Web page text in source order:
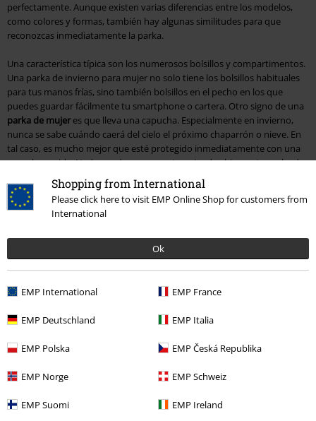
Shopping from International
Please click here to visit EMP Online Shop for customers from
International
Ok
EMP International EMP France
EMP Deutschland EMP Italia
EMP Polska EMP Česká Republika
EMP Norge EMP Schweiz
EMP Suomi EMP Ireland
perfectamente. Aunque existen varias diferencias entre los modelos,
como colores y formas, también hay algunas similitudes para que
reconozcas inmediatamente la parka.
Una característica típica son los numerosos bolsillos y compartimentos.
Una parka de invierno para mujer no solo tiene los bolsillos habituales
para tus manos frías, sino también bolsillos en el pecho en los que
puedes guardar fácilmente tu smartphone o cartera. Otro signo de una
parka de mujeres que lleva una capucha. Especialmente en invierno,
nunca se sabe cuándo caerá del cielo el próximo chaparrón o nieve. En
tal caso, es mucho mejor que esté protegido inmediatamente con una
capucha cosida. Nada puede pasar con tu peinado chic con tu parka de
mujer en invierno.
Parka para mujer: ¿Cómo la combino ahora?
Básicamente puedes combinarlo con toda la ropa que tengas colgada
en el armario de tu casa. Tanto si eliges la versión femenina y combinas
alternativa rockera con vaqueros o medias frescas, realmente no
propio estilo. Es por eso que no puedes prescindir de un abrigo así. Al fin
tienes que pensar de antemano: ¿Qué me pongo con ella ahora? Con